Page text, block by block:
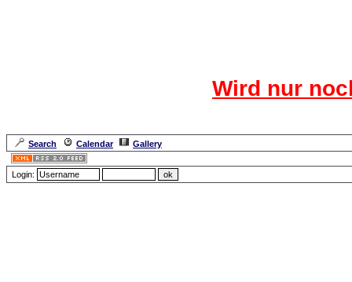
Wird nur
Search Calendar
Gallery
Login: